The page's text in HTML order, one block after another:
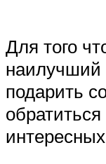
Для того
наилучший
подарить